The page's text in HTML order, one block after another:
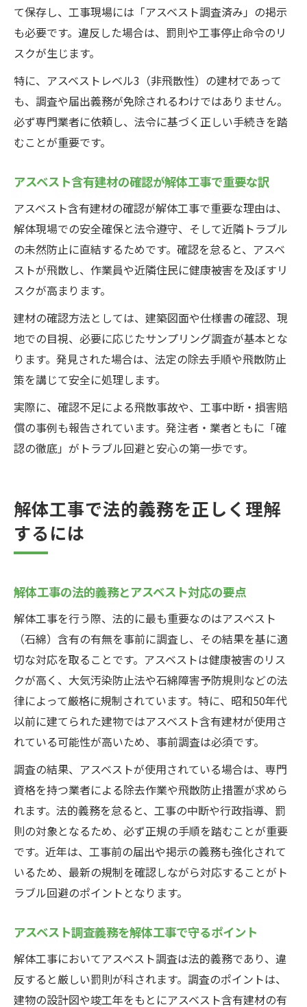
て保存し、工事現場には「アスベスト調査済み」の掲示
も必要です。違反した場合は、罰則や工事停止命令のリ
スクが生じます。
特に、アスベストレベル3（非飛散性）の建材であって
も、調査や届出義務が免除されるわけではありません。
必ず専門業者に依頼し、法令に基づく正しい手続きを踏
むことが重要です。
アスベスト含有建材の確認が解体工事で重要な訳
アスベスト含有建材の確認が解体工事で重要な理由は、
解体現場での安全確保と法令遵守、そして近隣トラブル
の未然防止に直結するためです。確認を怠ると、アスベ
ストが飛散し、作業員や近隣住民に健康被害を及ぼすリ
スクが高まります。
建材の確認方法としては、建築図面や仕様書の確認、現
地での目視、必要に応じたサンプリング調査が基本とな
ります。発見された場合は、法定の除去手順や飛散防止
策を講じて安全に処理します。
実際に、確認不足による飛散事故や、工事中断・損害賠
償の事例も報告されています。発注者・業者ともに「確
認の徹底」がトラブル回避と安心の第一歩です。
解体工事で法的義務を正しく理解
するには
解体工事の法的義務とアスベスト対応の要点
解体工事を行う際、法的に最も重要なのはアスベスト
（石綿）含有の有無を事前に調査し、その結果を基に適
切な対応を取ることです。アスベストは健康被害のリス
クが高く、大気汚染防止法や石綿障害予防規則などの法
律によって厳格に規制されています。特に、昭和50年代
以前に建てられた建物ではアスベスト含有建材が使用さ
れている可能性が高いため、事前調査は必須です。
調査の結果、アスベストが使用されている場合は、専門
資格を持つ業者による除去作業や飛散防止措置が求めら
れます。法的義務を怠ると、工事の中断や行政指導、罰
則の対象となるため、必ず正規の手順を踏むことが重要
です。近年は、工事前の届出や掲示の義務も強化されて
いるため、最新の規制を確認しながら対応することがト
ラブル回避のポイントとなります。
アスベスト調査義務を解体工事で守るポイント
解体工事においてアスベスト調査は法的義務であり、違
反すると厳しい罰則が科されます。調査のポイントは、
建物の設計図や竣工年をもとにアスベスト含有建材の有